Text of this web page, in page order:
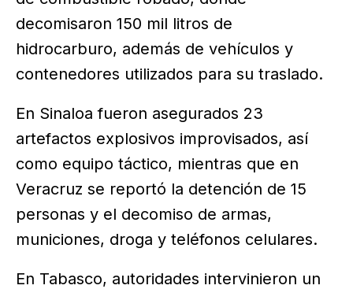
decomisaron 150 mil litros de
hidrocarburo, además de vehículos y
contenedores utilizados para su traslado.
En Sinaloa fueron asegurados 23
artefactos explosivos improvisados, así
como equipo táctico, mientras que en
Veracruz se reportó la detención de 15
personas y el decomiso de armas,
municiones, droga y teléfonos celulares.
En Tabasco, autoridades intervinieron un